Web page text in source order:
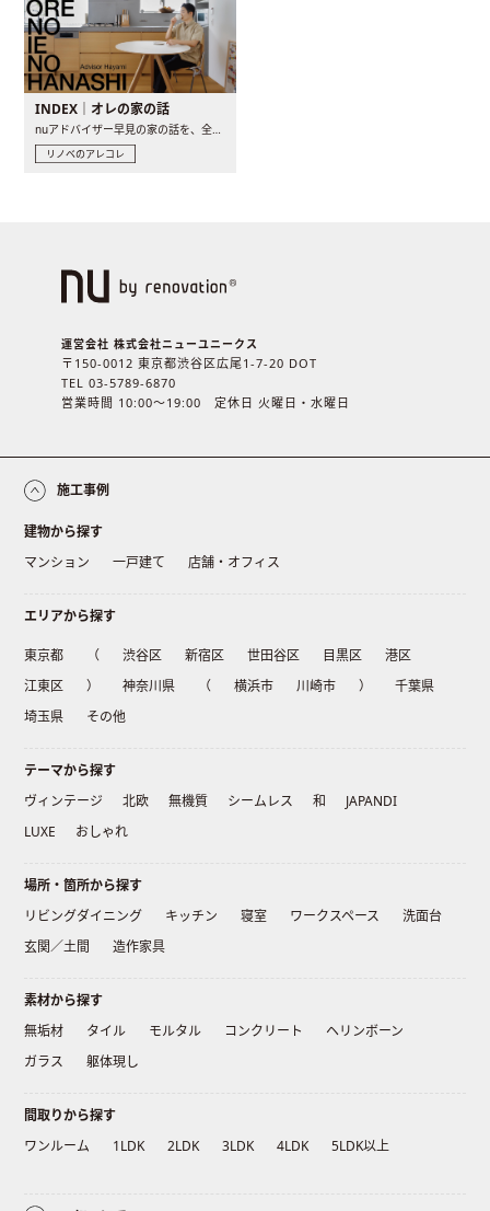
INDEX｜オレの家の話
リノベのアレコレ
運営会社 株式会社ニューユニークス
〒150-0012 東京都渋谷区広尾1-7-20 DOT
TEL 03-5789-6870
営業時間 10:00〜19:00 定休日 火曜日・水曜日
施工事例
建物から探す
マンション
一戸建て 店舗・オフィス
エリアから探す
東京都 （ 渋谷区 新宿区 世田谷区 目黒区
港区
江東区
） 神奈川県 （ 横浜市 川崎市 ）
千葉県
埼玉県
その他
テーマから探す
ヴィンテージ
北欧 無機質 シームレス 和
JAPANDI
LUXE
おしゃれ
場所・箇所から探す
リビングダイニング
キッチン 寝室 ワークスペース
洗面台
玄関／土間
造作家具
素材から探す
無垢材
タイル モルタル コンクリート
ヘリンボーン
ガラス
躯体現し
間取りから探す
ワンルーム
1LDK 2LDK 3LDK 4LDK 5LDK以上